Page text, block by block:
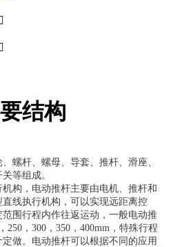
结构
螺杆、螺母、导套、推杆、滑座、
等组成。
构，电动推杆主要由电机、推杆和
线执行机构，可以实现远距离控
围行程内作往返运动，一般电动推
250，300，350，400mm，特殊行程
做。电动推杆可以根据不同的应用